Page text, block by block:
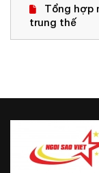
Tổng hợp
trung thế